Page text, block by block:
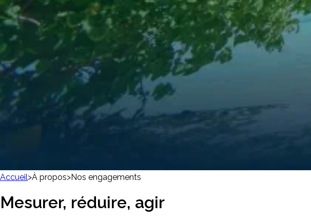
Accueil>À propos>Nos engagements
Mesurer, réduire, agir